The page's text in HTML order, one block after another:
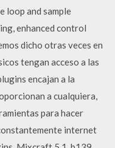
loop and sample
enhanced control
dicho otras veces en
tengan acceso a las
encajan a la
a cualquiera,
para hacer
internet